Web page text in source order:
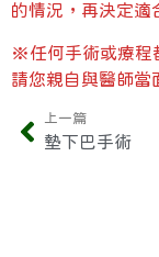
的情況，再決定適
※任何手術或療程
請您親自與醫師當
上一篇
墊下巴手術